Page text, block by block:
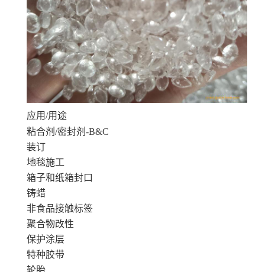
应用/用途
粘合剂/密封剂-B&C
装订
地毯施工
箱子和纸箱封口
铸蜡
非食品接触标签
聚合物改性
保护涂层
特种胶带
轮胎